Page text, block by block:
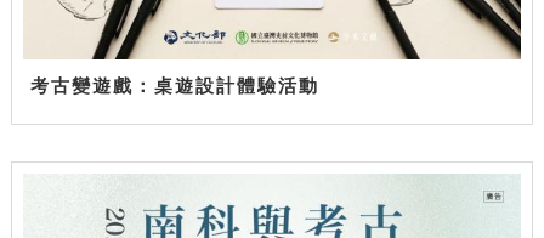
考古變遊戲：桌遊設計體驗活動